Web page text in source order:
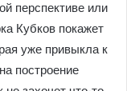
перспективе или
Кубков покажет
уже привыкла к
построение